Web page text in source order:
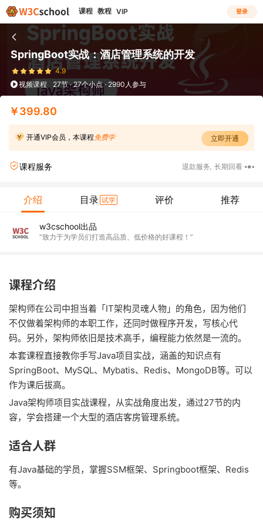
课程 教程 VIP 登录
SpringBoot实战：酒店管理系统的开发
4.9
视频课程
27节 · 27个小点 · 2990人参与
￥399.80
开通VIP会员，本课程 免费学 立即开通
课程服务 退款服务 长期回看
介绍 目录 试学 评价 推荐
w3cschool出品
“致力于为学员们打造高品质、低价格的好课程！”
课程介绍
架构师在公司中担当着「IT架构灵魂人物」的角色，因为他们
不仅做着架构师的本职工作，还同时做程序开发，写核心代
码。另外，架构师依旧是技术高手，编程能力依然是一流的。
本套课程直接教你手写Java项目实战，涵盖的知识点有
SpringBoot、MySQL、Mybatis、Redis、MongoDB等。可以
作为课后拔高。
Java架构师项目实战课程，从实战角度出发，通过27节的内
容，学会搭建一个大型的酒店客房管理系统。
适合人群
有Java基础的学员，掌握SSM框架、Springboot框架、Redis
等。
购买须知